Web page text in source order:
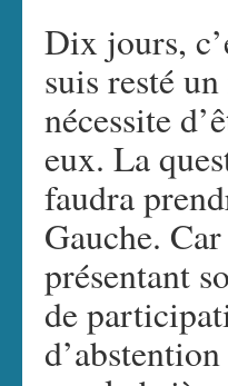
Dix jours,
suis resté
nécessite
eux. La
faudra
Gauche.
présentant
de